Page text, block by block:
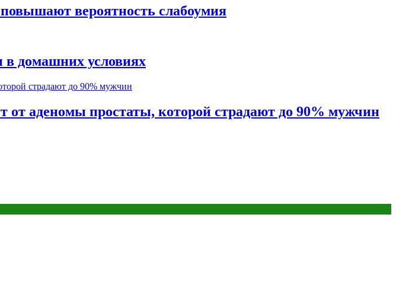
вероятность слабоумия
домашних условиях
от аденомы простаты, которой страдают до 90% мужчин